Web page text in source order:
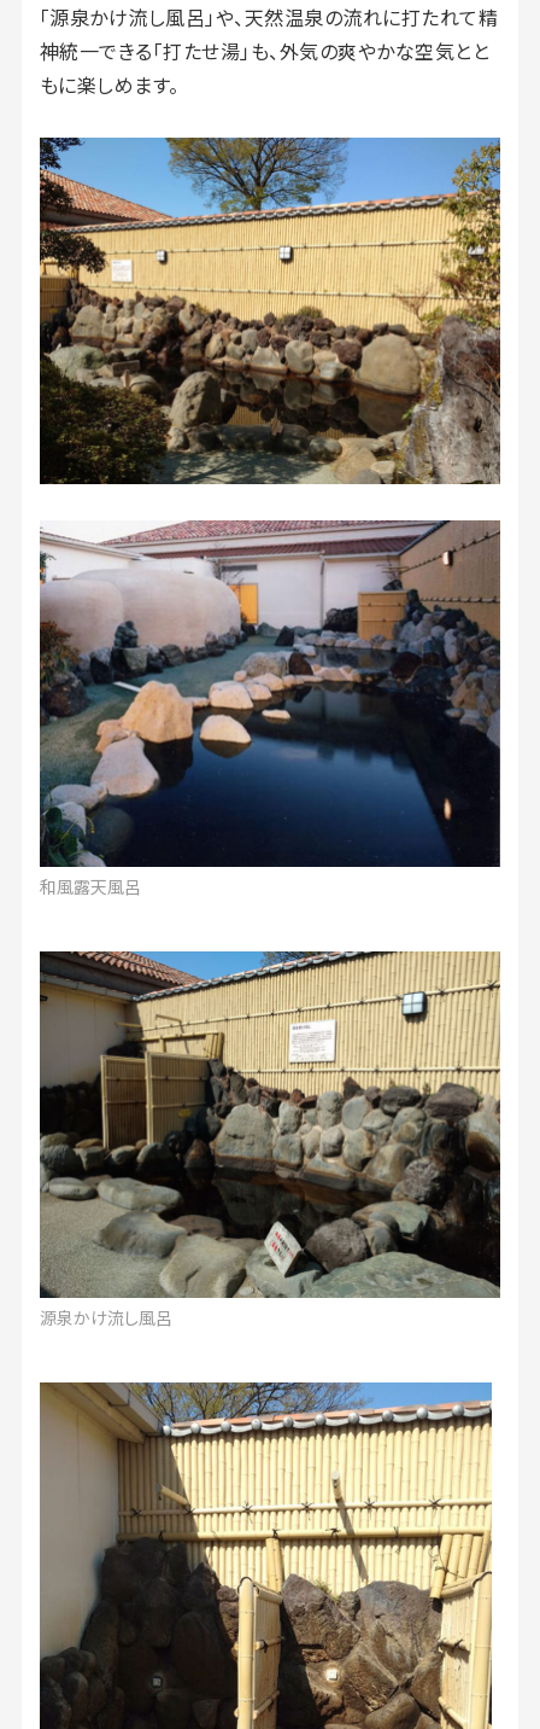
「源泉かけ流し風呂」や、天然温泉の流れに打たれて精
神統一できる「打たせ湯」も、外気の爽やかな空気とと
もに楽しめます。
和風露天風呂
源泉かけ流し風呂